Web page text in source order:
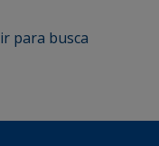
ir para busca